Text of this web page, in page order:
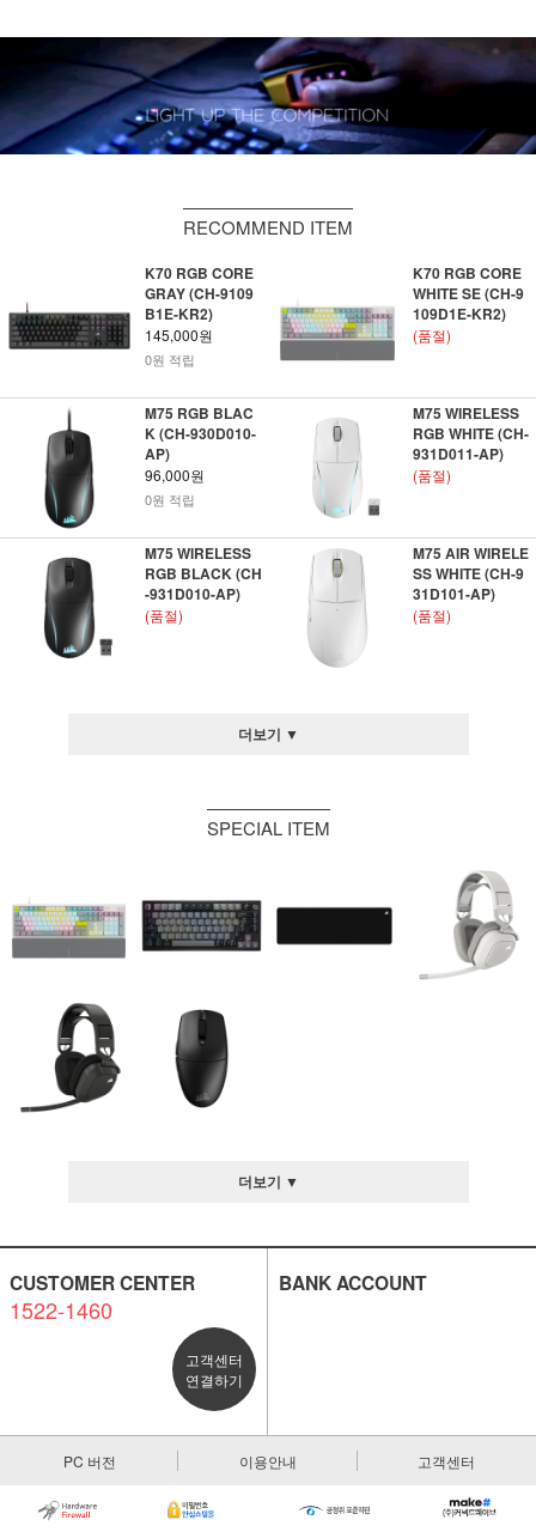
RECOMMEND ITEM
K70 RGB CORE
GRAY (CH-9109
B1E-KR2)
145,000원
0원 적립
K70 RGB CORE
WHITE SE (CH-9
109D1E-KR2)
(품절)
M75 RGB BLAC
K (CH-930D010-
AP)
96,000원
0원 적립
M75 WIRELESS
RGB WHITE (CH-
931D011-AP)
(품절)
M75 WIRELESS
RGB BLACK (CH
-931D010-AP)
(품절)
M75 AIR WIRELE
SS WHITE (CH-9
31D101-AP)
(품절)
더보기 ▼
SPECIAL ITEM
더보기 ▼
CUSTOMER CENTER
1522-1460
고객센터
연결하기
BANK ACCOUNT
PC 버전 이용안내 고객센터